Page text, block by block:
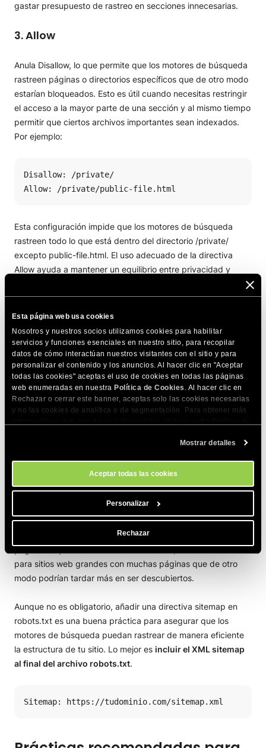
Esta página web usa cookies
Nosotros y nuestros socios utilizamos cookies para habilitar
servicios y funciones esenciales en nuestro sitio, para recopilar
datos de cómo interactúan nuestros visitantes con el sitio y para
personalizar el contenido y los anuncios. Al hacer clic en "Aceptar
todas las cookies" aceptas el uso de cookies en todas las páginas
web enumeradas en nuestra Política de Cookies . Al hacer clic en
Rechazar o cerrar este banner, aceptas solo las cookies necesarias
y no las cookies de analítica o de segmentación. Para obtener más
momento a través de la herramienta Configuración de Cookies de
Mostrar detalles
Aceptar todas las cookies
Personalizar
Rechazar
gastar presupuesto de rastreo en secciones innecesarias.
3. Allow
Anula Disallow, lo que permite que los motores de búsqueda
rastreen páginas o directorios específicos que de otro modo
estarían bloqueados. Esto es útil cuando necesitas restringir
el acceso a la mayor parte de una sección y al mismo tiempo
permitir que ciertos archivos importantes sean indexados.
Por ejemplo:
Disallow: /private/
Allow: /private/public-file.html
Esta configuración impide que los motores de búsqueda
rastreen todo lo que está dentro del directorio /private/
excepto public-file.html. El uso adecuado de la directiva
Allow ayuda a mantener un equilibrio entre privacidad y
4. Crawl-delay
Esta regla limita la frecuencia de rastreo. Googleno soporta
esta directiva, sin embargo, algunos otros motores de
búsqueda como Bing y Yandex todavía lo hacen. Ajustar el
retraso del rastreo puede ayudar a reducir la carga del
servidor, especialmente para sitios web grandes con
actualizaciones frecuentes.
5. Inclusión de sitemap
Incluir un sitemap en tu archivo robots.txt ayuda a los
motores de búsqueda a encontrar rápidamente e indexar
páginas importantesen tu sitio. Esto es particularmente útil
para sitios web grandes con muchas páginas que de otro
modo podrían tardar más en ser descubiertos.
Aunque no es obligatorio, añadir una directiva sitemap en
robots.txt es una buena práctica para asegurar que los
motores de búsqueda puedan rastrear de manera eficiente
la estructura de tu sitio. Lo mejor es incluir el XML sitemap
al final del archivo robots.txt.
Sitemap: https://tudominio.com/sitemap.xml